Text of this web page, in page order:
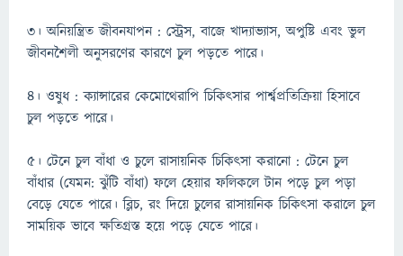
৩। অনিয়ন্ত্রিত জীবনযাপন : স্ট্রেস, বাজে খাদ্যাভ্যাস, অপুষ্টি এবং ভুল
জীবনশৈলী অনুসরণের কারণে চুল পড়তে পারে।
৪। ওষুধ : ক্যান্সারের কেমোথেরাপি চিকিৎসার পার্শ্বপ্রতিক্রিয়া হিসাবে
চুল পড়তে পারে।
৫। টেনে চুল বাঁধা ও চুলে রাসায়নিক চিকিৎসা করানো : টেনে চুল
বাঁধার (যেমন: ঝুঁটি বাঁধা) ফলে হেয়ার ফলিকলে টান পড়ে চুল পড়া
বেড়ে যেতে পারে। ব্লিচ, রং দিয়ে চুলের রাসায়নিক চিকিৎসা করালে চুল
সাময়িক ভাবে ক্ষতিগ্রস্ত হয়ে পড়ে যেতে পারে।